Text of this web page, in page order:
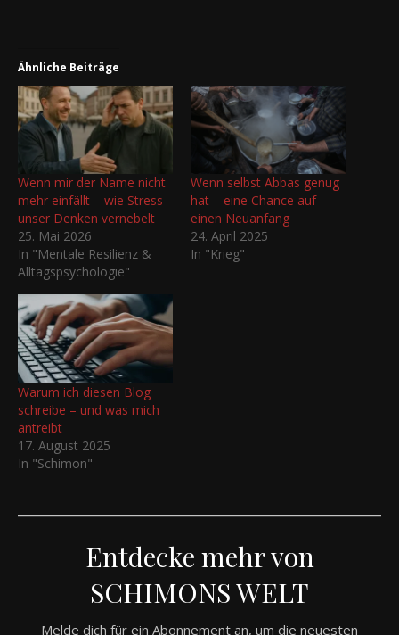
Ähnliche Beiträge
Wenn mir der Name nicht
mehr einfällt – wie Stress
unser Denken vernebelt
25. Mai 2026
In "Mentale Resilienz &
Alltagspsychologie"
Wenn selbst Abbas genug
hat – eine Chance auf
einen Neuanfang
24. April 2025
In "Krieg"
Warum ich diesen Blog
schreibe – und was mich
antreibt
17. August 2025
In "Schimon"
Entdecke mehr von
SCHIMONS WELT
Melde dich für ein Abonnement an, um die neuesten